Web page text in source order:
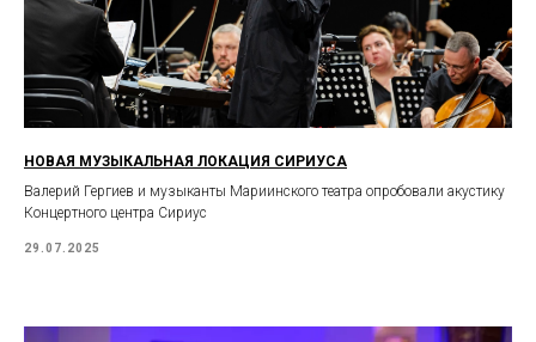
НОВАЯ МУЗЫКАЛЬНАЯ ЛОКАЦИЯ СИРИУСА
Валерий Гергиев и музыканты Мариинского театра опробовали акустику
Концертного центра Сириус
29.07.2025